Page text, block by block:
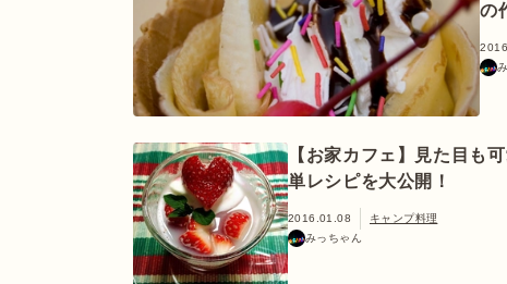
の
【お家カフェ】見た目も
単レシピを大公開！
2016.01.08
キャンプ料理
みっちゃん